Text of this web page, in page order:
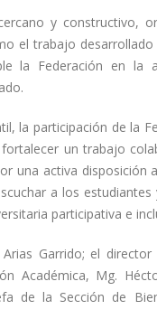
y constructivo,
el trabajo
la Federación en la
la participación de la
un trabajo
una activa disposición
a los
participativa e
Garrido; el director
Académica, Mg.
de la Sección de